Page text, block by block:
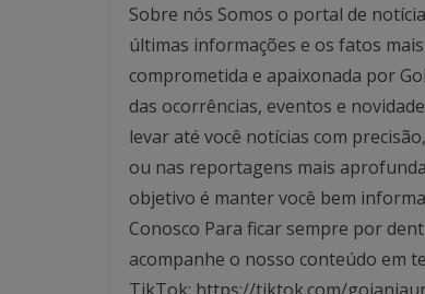
Sobre nós Somos o portal de
últimas informações e os fatos
comprometida e apaixonada por
das ocorrências, eventos e
levar até você notícias com
ou nas reportagens mais
objetivo é manter você bem
Conosco Para ficar sempre por
acompanhe o nosso conteúdo em
TikTok: https://tiktok.com/